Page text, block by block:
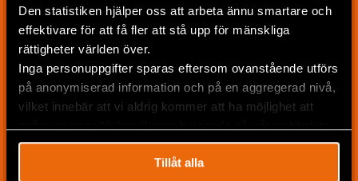
Den statistiken hjälper oss att arbeta ännu smartare och
effektivare för att få fler att stå upp för mänskliga
rättigheter världen över.
Inga personuppgifter sparas eftersom ovanstående utförs
på anonymiserad information och på en aggregerad nivå,
vilket innebär att vi aldrig kommer att ha möjlighet att
Tillåt alla
Swisha nu